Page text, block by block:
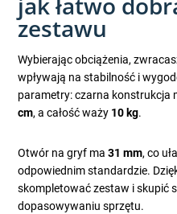
zestawu
Wybierając obciążenia,
wpływają na stabilność i
parametry: czarna konstrukcja
cm, a całość waży 10 kg.
Otwór na gryf ma31 mm, co
odpowiednim standardzie.
skompletować zestaw i skupić
dopasowywaniu sprzętu.